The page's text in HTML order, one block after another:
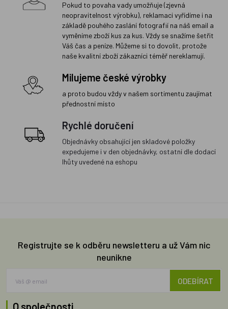
Pokud to povaha vady umožňuje (zjevná
neopravitelnost výrobku), reklamaci vyřídíme i na
základě pouhého zaslání fotografií na náš email a
vyměníme zboží kus za kus. Vždy se snažíme šetřit
Váš čas a peníze. Můžeme si to dovolit, protože
naše kvalitní zboží zákazníci téměř nereklamují.
Milujeme české výrobky
a proto budou vždy v našem sortimentu zaujímat
přednostní místo
Rychlé doručení
Objednávky obsahující jen skladové položky
expedujeme i v den objednávky, ostatní dle dodací
lhůty uvedené na eshopu
Registrujte se k odběru newsletteru a už Vám nic
neunikne
ODEBÍRAT
O společnosti